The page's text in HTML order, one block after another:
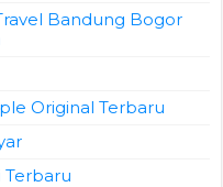
Bandung Bogor
Original Terbaru